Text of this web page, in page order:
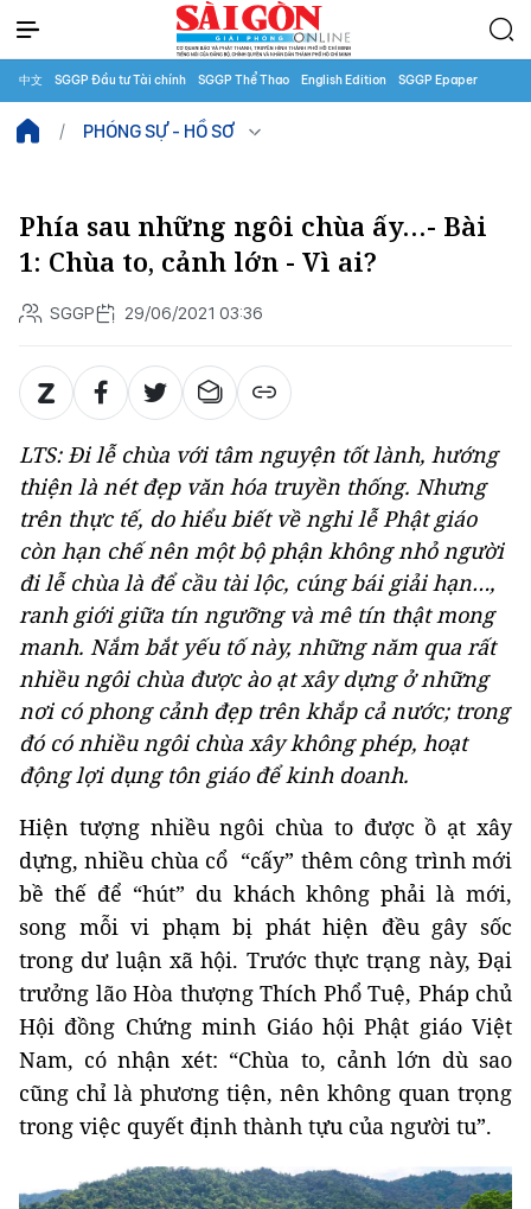
中文 SGGP Đầu tư Tài chính SGGP Thể Thao English Edition SGGP Epaper
PHÓNG SỰ - HỒ SƠ
Phía sau những ngôi chùa ấy…- Bài
1: Chùa to, cảnh lớn - Vì ai?
SGGP 29/06/2021 03:36
LTS: Đi lễ chùa với tâm nguyện tốt lành, hướng
thiện là nét đẹp văn hóa truyền thống. Nhưng
trên thực tế, do hiểu biết về nghi lễ Phật giáo
còn hạn chế nên một bộ phận không nhỏ người
đi lễ chùa là để cầu tài lộc, cúng bái giải hạn…,
ranh giới giữa tín ngưỡng và mê tín thật mong
manh. Nắm bắt yếu tố này, những năm qua rất
nhiều ngôi chùa được ào ạt xây dựng ở những
nơi có phong cảnh đẹp trên khắp cả nước; trong
đó có nhiều ngôi chùa xây không phép, hoạt
động lợi dụng tôn giáo để kinh doanh.
Hiện tượng nhiều ngôi chùa to được ồ ạt xây
dựng, nhiều chùa cổ “cấy” thêm công trình mới
bề thế để “hút” du khách không phải là mới,
song mỗi vi phạm bị phát hiện đều gây sốc
trong dư luận xã hội. Trước thực trạng này, Đại
trưởng lão Hòa thượng Thích Phổ Tuệ, Pháp chủ
Hội đồng Chứng minh Giáo hội Phật giáo Việt
Nam, có nhận xét: “Chùa to, cảnh lớn dù sao
cũng chỉ là phương tiện, nên không quan trọng
trong việc quyết định thành tựu của người tu”.